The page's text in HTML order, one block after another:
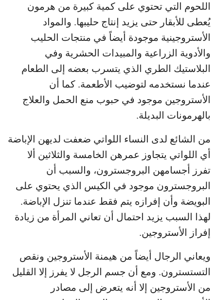
اللحوم التي تحتوي على كمية كبيرة من هرمون
يُعطى للأبقار حتى يزيد إنتاج حليبها. والمواد
الأستروجينية موجودة أيضاً في منتجات الحليب
والأدوية الزراعية والمبيدات الحشرية وفي
البلاستيك الطري الذي يتسرب بعضه إلى الطعام
عندما نستخدمه لتوضيب الأطعمة. كما أن
الأستروجين موجود في حبوب منع الحمل والعلاج
بالهرمونات البديلة.
من الشائع لدى النساء اللواتي ضعفت لديهن الإباضة
أي اللواتي يتجاوز عمرهن الخامسة والثلاثين ألا
تفرز أجسامهن البروجسترون، والسبب أن
البروجسترون موجود في الكيس الذي يحتوي على
البويضة وأن إفرازه يتم فقط عندما تنزل الإباضة.
لهذا السبب يزيد احتمال أن تعاني المرأة من زيادة
إفراز الأستروجين.
ويعاني الرجال أيضاً من هيمنة الأستروجين ونقص
التستسترون. ومع أن جسم الرجل لا يفرز إلا القليل
من الأستروجين إلا أنه يتعرض إلى مصادر